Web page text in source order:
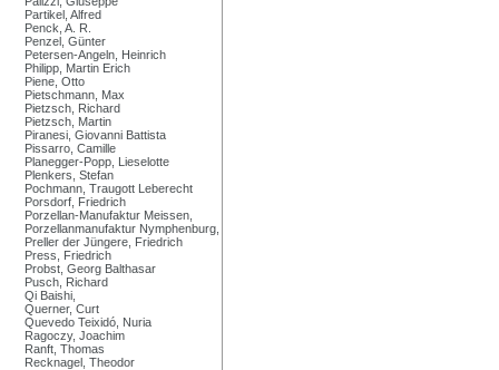
Partikel, Alfred
Penck, A. R.
Penzel, Günter
Petersen-Angeln, Heinrich
Philipp, Martin Erich
Piene, Otto
Pietschmann, Max
Pietzsch, Richard
Pietzsch, Martin
Piranesi, Giovanni Battista
Pissarro, Camille
Planegger-Popp, Lieselotte
Plenkers, Stefan
Pochmann, Traugott Leberecht
Porsdorf, Friedrich
Porzellan-Manufaktur Meissen,
Porzellanmanufaktur Nymphenburg,
Preller der Jüngere, Friedrich
Press, Friedrich
Probst, Georg Balthasar
Pusch, Richard
Qi Baishi,
Querner, Curt
Quevedo Teixidó, Nuria
Ragoczy, Joachim
Ranft, Thomas
Recknagel, Theodor